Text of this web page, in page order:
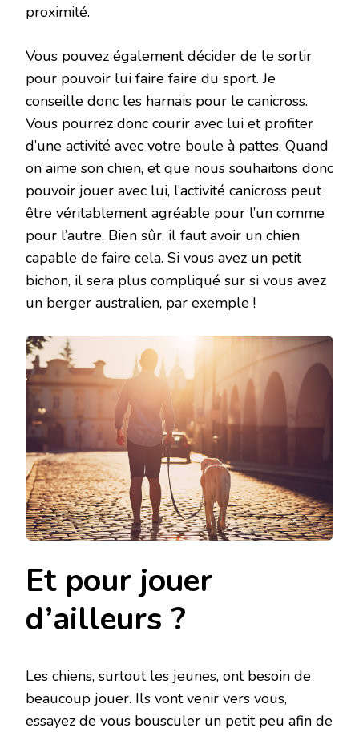
proximité.
Vous pouvez également décider de le sortir
pour pouvoir lui faire faire du sport. Je
conseille donc les harnais pour le canicross.
Vous pourrez donc courir avec lui et profiter
d’une activité avec votre boule à pattes. Quand
on aime son chien, et que nous souhaitons donc
pouvoir jouer avec lui, l’activité canicross peut
être véritablement agréable pour l’un comme
pour l’autre. Bien sûr, il faut avoir un chien
capable de faire cela. Si vous avez un petit
bichon, il sera plus compliqué sur si vous avez
un berger australien, par exemple !
Et pour jouer
d’ailleurs ?
Les chiens, surtout les jeunes, ont besoin de
beaucoup jouer. Ils vont venir vers vous,
essayez de vous bousculer un petit peu afin de